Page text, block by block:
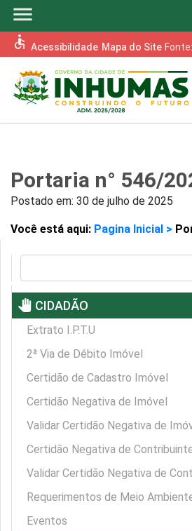
menu
accessible Acessibilidade Mapa do Site Fonte:
Portaria n° 546/
Postado em: 30 de julho de 2025
Você está aqui: Pagina Inicial >
pan_tool CIDADÃO
Extrato I.P.T.U
2ª Via de Débito Imóvel
Certidão de Cadastro Imóvel
Certidão Negativa de Imóvel
Validar Certidão Negativa de
Certidão Negativa de
Validar Certidão Negativa de
Requerimentos de Meio
Eventos